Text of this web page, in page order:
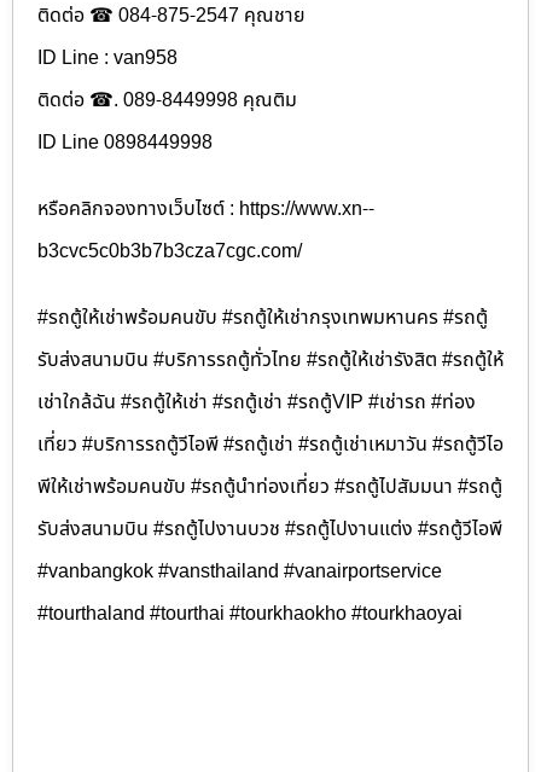
ติดต่อ ☎ 084-875-2547 คุณชาย
ID Line : van958
ติดต่อ ☎. 089-8449998 คุณติม
ID Line 0898449998
หรือคลิกจองทางเว็บไซต์ : https://www.xn--
b3cvc5c0b3b7b3cza7cgc.com/
#รถตู้ให้เช่าพร้อมคนขับ #รถตู้ให้เช่ากรุงเทพมหานคร #รถตู้
รับส่งสนามบิน #บริการรถตู้ทั่วไทย #รถตู้ให้เช่ารังสิต #รถตู้ให้
เช่าใกล้ฉัน #รถตู้ให้เช่า #รถตู้เช่า #รถตู้VIP #เช่ารถ #ท่อง
เที่ยว #บริการรถตู้วีไอพี #รถตู้เช่า #รถตู้เช่าเหมาวัน #รถตู้วีไอ
พีให้เช่าพร้อมคนขับ #รถตู้นำท่องเที่ยว #รถตู้ไปสัมมนา #รถตู้
รับส่งสนามบิน #รถตู้ไปงานบวช #รถตู้ไปงานแต่ง #รถตู้วีไอพี
#vanbangkok #vansthailand #vanairportservice
#tourthaland #tourthai #tourkhaokho #tourkhaoyai